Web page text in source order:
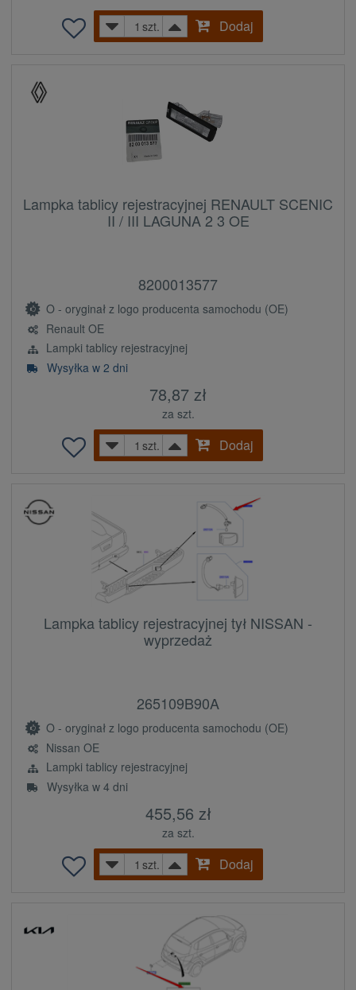
szt.
Dodaj
Lampka tablicy rejestracyjnej RENAULT SCENIC
II / III LAGUNA 2 3 OE
8200013577
O - oryginał z logo producenta samochodu (OE)
Renault OE
Lampki tablicy rejestracyjnej
Wysyłka w 2 dni
78,87 zł
za szt.
szt.
Dodaj
Lampka tablicy rejestracyjnej tył NISSAN -
wyprzedaż
265109B90A
O - oryginał z logo producenta samochodu (OE)
Nissan OE
Lampki tablicy rejestracyjnej
Wysyłka w 4 dni
455,56 zł
za szt.
szt.
Dodaj